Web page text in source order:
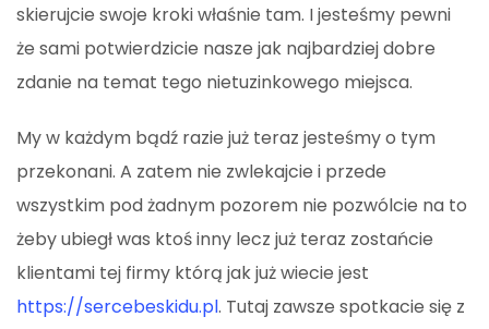
skierujcie swoje kroki właśnie tam. I jesteśmy pewni
że sami potwierdzicie nasze jak najbardziej dobre
zdanie na temat tego nietuzinkowego miejsca.
My w każdym bądź razie już teraz jesteśmy o tym
przekonani. A zatem nie zwlekajcie i przede
wszystkim pod żadnym pozorem nie pozwólcie na to
żeby ubiegł was ktoś inny lecz już teraz zostańcie
klientami tej firmy którą jak już wiecie jest
https://sercebeskidu.pl. Tutaj zawsze spotkacie się z